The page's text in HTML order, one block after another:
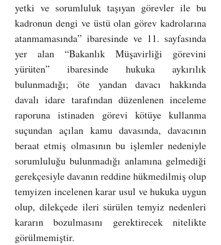
yetki ve sorumluluk taşıyan görevler ile bu
kadronun dengi ve üstü olan görev kadrolarına
atanmamasında” ibaresinde ve 11. sayfasında
yer alan “Bakanlık Müşavirliği görevini
yürüten” ibaresinde hukuka aykırılık
bulunmadığı; öte yandan davacı hakkında
davalı idare tarafından düzenlenen inceleme
raporuna istinaden görevi kötüye kullanma
suçundan açılan kamu davasında, davacının
beraat etmiş olmasının bu işlemler nedeniyle
sorumluluğu bulunmadığı anlamına gelmediği
gerekçesiyle davanın reddine hükmedilmiş olup
temyizen incelenen karar usul ve hukuka uygun
olup, dilekçede ileri sürülen temyiz nedenleri
kararın bozulmasını gerektirecek nitelikte
görülmemiştir.